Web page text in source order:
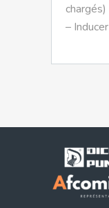
chargés)
– Inducer